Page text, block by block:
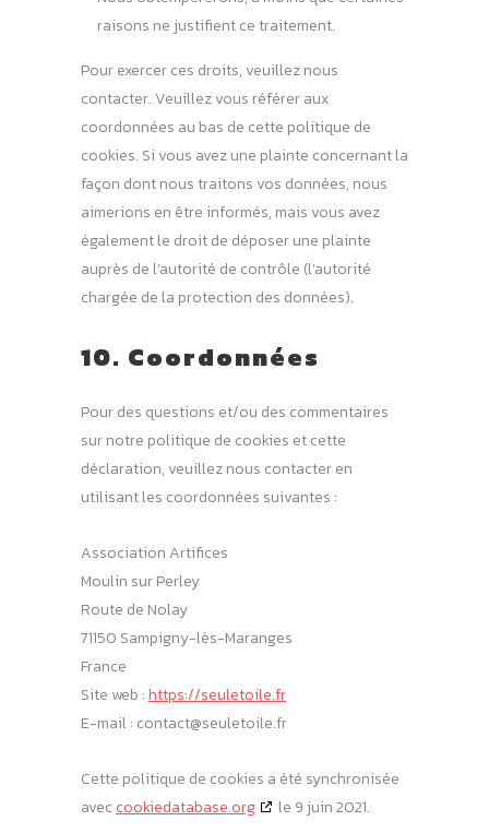
raisons ne justifient ce traitement.
Pour exercer ces droits, veuillez nous
contacter. Veuillez vous référer aux
coordonnées au bas de cette politique de
cookies. Si vous avez une plainte concernant la
façon dont nous traitons vos données, nous
aimerions en être informés, mais vous avez
également le droit de déposer une plainte
auprès de l’autorité de contrôle (l’autorité
chargée de la protection des données).
10. Coordonnées
Pour des questions et/ou des commentaires
sur notre politique de cookies et cette
déclaration, veuillez nous contacter en
utilisant les coordonnées suivantes :
Association Artifices
Moulin sur Perley
Route de Nolay
71150 Sampigny-lès-Maranges
France
Site web :https://seuletoile.fr
E-mail : contact@seuletoile.fr
Cette politique de cookies a été synchronisée
aveccookiedatabase.org le 9 juin 2021.